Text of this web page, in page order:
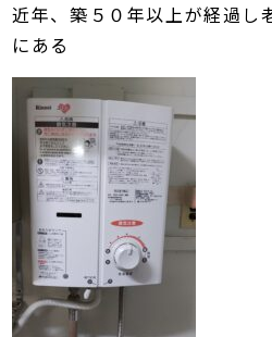
近年、築５０年以上が経過し
にある